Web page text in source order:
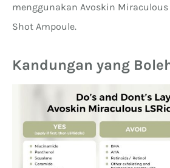
menggunakan Avoskin Miraculous
Shot Ampoule.
Kandungan yang